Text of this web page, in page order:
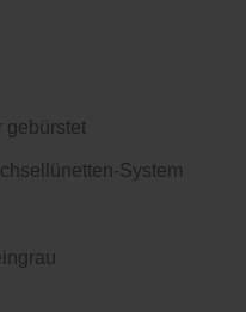
gebürstet
System